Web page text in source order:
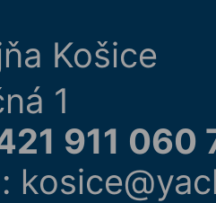
Košice
1
911 060